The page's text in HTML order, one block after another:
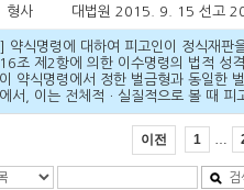
형사 대법원 2015. 9. 15 선고
약식명령에 대하여 피고인이 정식재판
조 제2항에 의한 이수명령의 법적 성
약식명령에서 정한 벌금형과 동일한
서, 이는 전체적ㆍ실질적으로 볼 때 피
이전 1
검